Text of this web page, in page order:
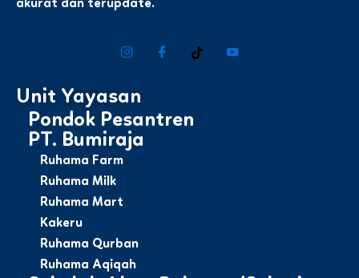
akurat dan terupdate.
Unit Yayasan
Pondok Pesantren
PT. Bumiraja
Ruhama Farm
Ruhama Milk
Ruhama Mart
Kakeru
Ruhama Qurban
Ruhama Aqiqah